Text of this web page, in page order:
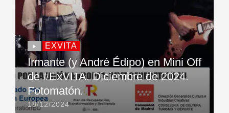
EXVITA
Irmante (y André Édipo) en Mini Off
de #ExVITA. Diciembre de 2024.
Fotomatón.
18/12/2024